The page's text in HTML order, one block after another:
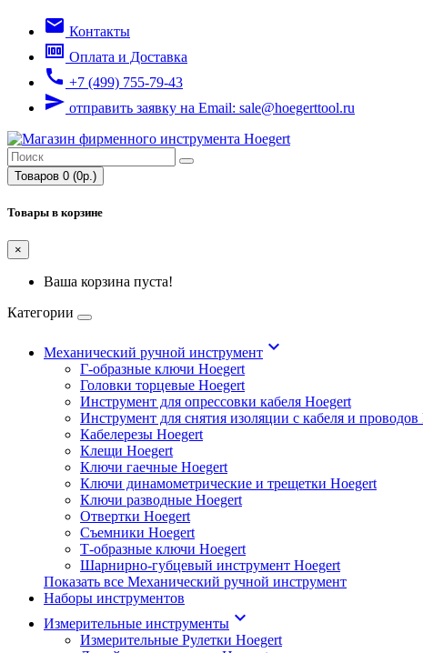
email Контакты
money Оплата и Доставка
call +7 (499) 755-79-43
send отправить заявку на Email: sale@hoegerttool.ru
Товаров 0 (0р.)
Товары в корзине
×
Ваша корзина пуста!
Категории
Механический ручной инструмент keyboard_arrow_down
Г-образные ключи Hoegert
Головки торцевые Hoegert
Инструмент для опрессовки кабеля Hoegert
Инструмент для снятия изоляции с кабеля и проводов
Кабелерезы Hoegert
Клещи Hoegert
Ключи гаечные Hoegert
Ключи динамометрические и трещетки Hoegert
Ключи разводные Hoegert
Отвертки Hoegert
Съемники Hoegert
Т-образные ключи Hoegert
Шарнирно-губцевый инструмент Hoegert
Показать все Механический ручной инструмент
Наборы инструментов
Измерительные инструменты keyboard_arrow_down
Измерительные Рулетки Hoegert